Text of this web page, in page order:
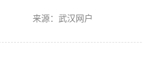
来源：武汉网户